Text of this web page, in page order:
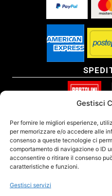
Gestisci
Per fornire le migliori esperienze,
per memorizzare e/o accedere alle
consenso a queste tecnologie ci
comportamento di navigazione o ID
acconsentire o ritirare il consenso
caratteristiche e funzioni.
Gestisci servizi